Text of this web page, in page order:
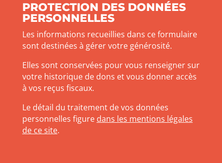
PROTECTION DES DONNÉES
PERSONNELLES
Les informations recueillies dans ce formulaire
sont destinées à gérer votre générosité.
Elles sont conservées pour vous renseigner sur
votre historique de dons et vous donner accès
à vos reçus fiscaux.
Le détail du traitement de vos données
personnelles figure dans les mentions légales
de ce site.